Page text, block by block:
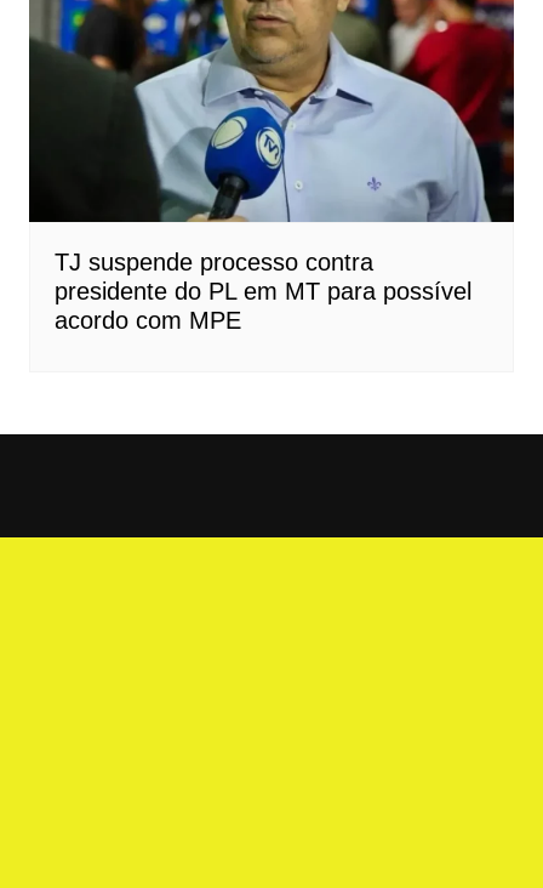
TJ suspende processo contra
presidente do PL em MT para possível
acordo com MPE